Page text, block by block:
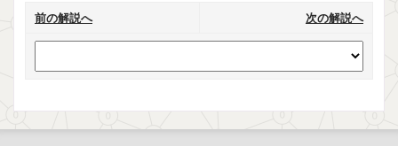
前の解説へ 次の解説へ